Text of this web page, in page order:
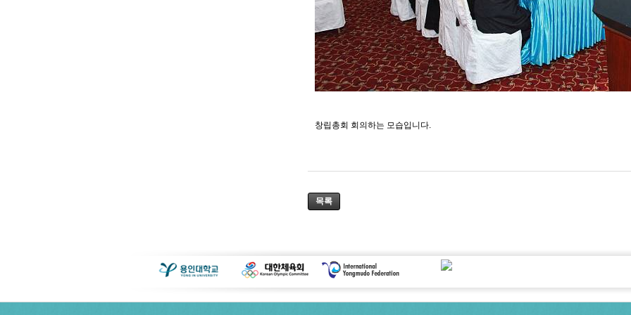
창립총회 회의하는 모습입니다.
목록